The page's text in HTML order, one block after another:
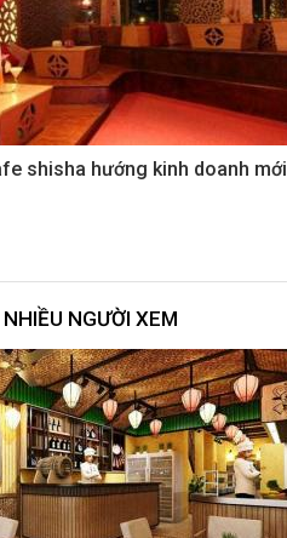
shisha hướng kinh doanh mới
NGƯỜI XEM